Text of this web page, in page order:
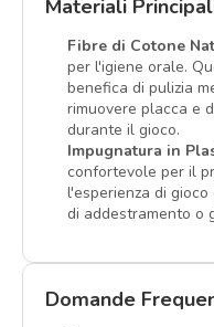
Materiali
Fibre di Cotone
per l'igiene orale.
benefica di pulizia
rimuovere placca e
durante il gioco.
Impugnatura in
confortevole per il
l'esperienza di
di addestramento o
Domande